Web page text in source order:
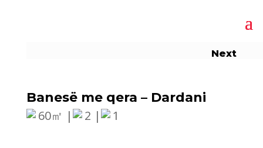
Next
Banesë me qera – Dardani
60㎡ |
2 | 1